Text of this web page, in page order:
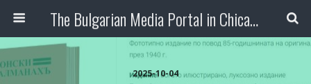
The Bulgarian Media Portal in Chicago
2025-10-04